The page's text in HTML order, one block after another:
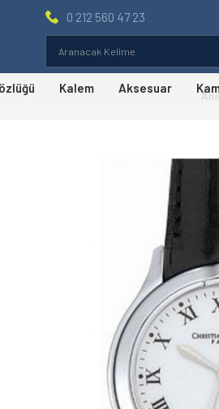
0 212 560 47 23
Kalem Aksesuar